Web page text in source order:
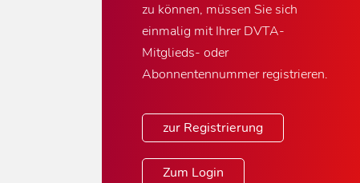
zu können, müssen Sie sich
einmalig mit Ihrer DVTA-
Mitglieds- oder
Abonnentennummer registrieren.
zur Registrierung
Zum Login